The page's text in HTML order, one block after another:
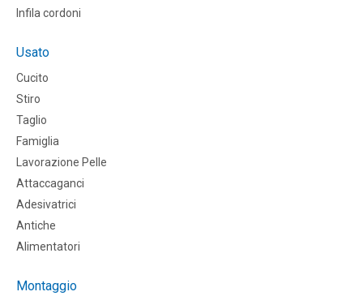
Infila cordoni
Usato
Cucito
Stiro
Taglio
Famiglia
Lavorazione Pelle
Attaccaganci
Adesivatrici
Antiche
Alimentatori
Montaggio